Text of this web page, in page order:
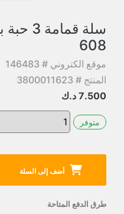
608
موقع الكتروني # 146483
المنتج # 3800011623
7.500 د.ك
متوفر
أضف إلى السلة
طرق الدفع المتاحة